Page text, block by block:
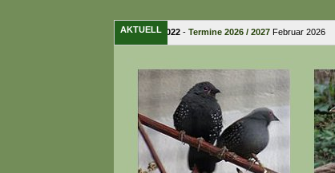
AKTUELL
15. Februar 2022-Termine 2026 / 2027Februar